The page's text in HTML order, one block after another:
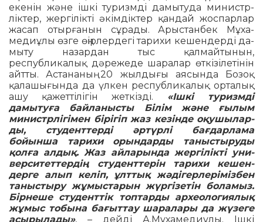
екенін және ішкі туризмді дамытуда ми­нистр­
ліктер, жергілікті әкімдік­тер қан­дай жос­парлар
жасап отыр­ғанын сұ­рады. Арыстанбек Мұха­
меди­ұлы өзге өңір­лердегі тарихи кешендерді да­
мыту назардан тыс қалмайтынын,
республикалық дә­режеде шаралар өткізілетінін
айтты. Астананың 20 жыл­дығы аясында Бозоқ
қалашы­ғын­­да да үлкен рес­публикалық ор­­та­лық
ашу қажет­тілігін жеткіз­ді. «Ішкі туризм­ді
дамытуға байланыс­ты Білім жә­не ғылым
министрлі­гімен бірігіп жаз кезінде оқушы­лар­
ды, студент­тер­ді әртүрлі бағ­дар­лама
бойынша та­ри­хи орындарды таныстыруды
қолға алдық. Жаз айларында жер­гілікті уни­­
верси­тет­тердің сту­денттерін тарихи ке­шен­­
дер­ге алып келіп, ұлттық жәді­герле­ріміз­бен
та­ныстыру жұмыс­­тарын жүр­гізетін бо­ламыз.
Бірнеше студент­тік топ­тар­ды археологиялық
жұмыс то­бына бағыттау шаралары да жүзеге
асырылады», – дейді А.Мұхамеди­ұлы. Ішкі